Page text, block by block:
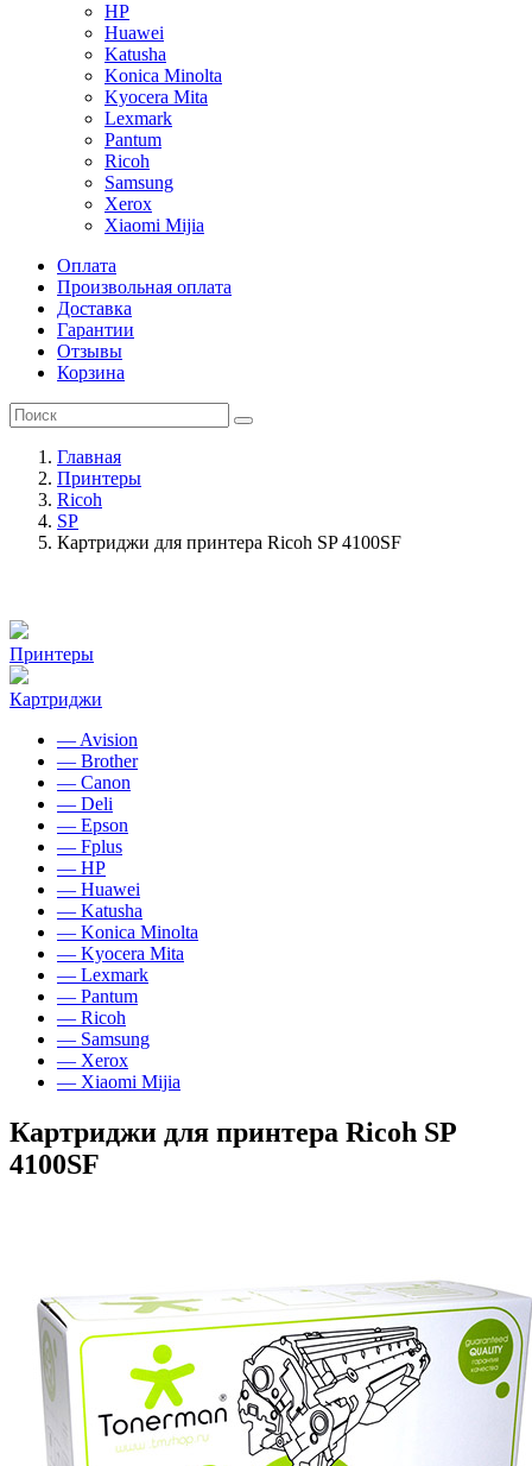
HP
Huawei
Katusha
Konica Minolta
Kyocera Mita
Lexmark
Pantum
Ricoh
Samsung
Xerox
Xiaomi Mijia
Оплата
Произвольная оплата
Доставка
Гарантии
Отзывы
Корзина
Главная
Принтеры
Ricoh
SP
Картриджи для принтера Ricoh SP 4100SF
Принтеры
Картриджи
— Avision
— Brother
— Canon
— Deli
— Epson
— Fplus
— HP
— Huawei
— Katusha
— Konica Minolta
— Kyocera Mita
— Lexmark
— Pantum
— Ricoh
— Samsung
— Xerox
— Xiaomi Mijia
Картриджи для принтера Ricoh SP
4100SF